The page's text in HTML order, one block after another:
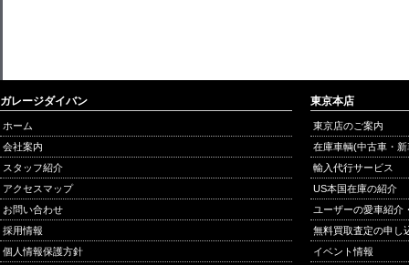
ガレージダイバン
ホーム
会社案内
スタッフ紹介
アクセスマップ
お問い合わせ
採用情報
個人情報保護方針
東京本店
東京店のご案内
在庫車輌(中古車・
輸入代行サービス
US本国在庫の紹介
ユーザーの愛車紹介
無料買取査定の申し
イベント情報